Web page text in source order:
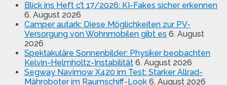
Blick ins Heft c’t 17/2026: KI-Fakes sicher erkennen
6. August 2026
Camper autark: Diese Möglichkeiten zur PV-
Versorgung von Wohnmobilen gibt es 6. August
2026
Spektakuläre Sonnenbilder: Physiker beobachten
Kelvin-Helmholtz-Instabilität 6. August 2026
Segway Navimow X420 im Test: Starker Allrad-
Mähroboter im Raumschiff-Look 6. August 2026